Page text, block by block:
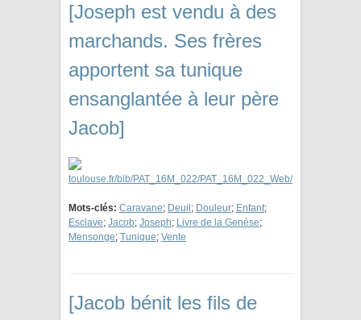
[Joseph est vendu à des
marchands. Ses frères
apportent sa tunique
ensanglantée à leur père
Jacob]
Mots-clés: Caravane; Deuil ; Douleur; Enfant;
Esclave; Jacob; Joseph; Livre de la Genèse;
Mensonge; Tunique; Vente
[Jacob bénit les fils de